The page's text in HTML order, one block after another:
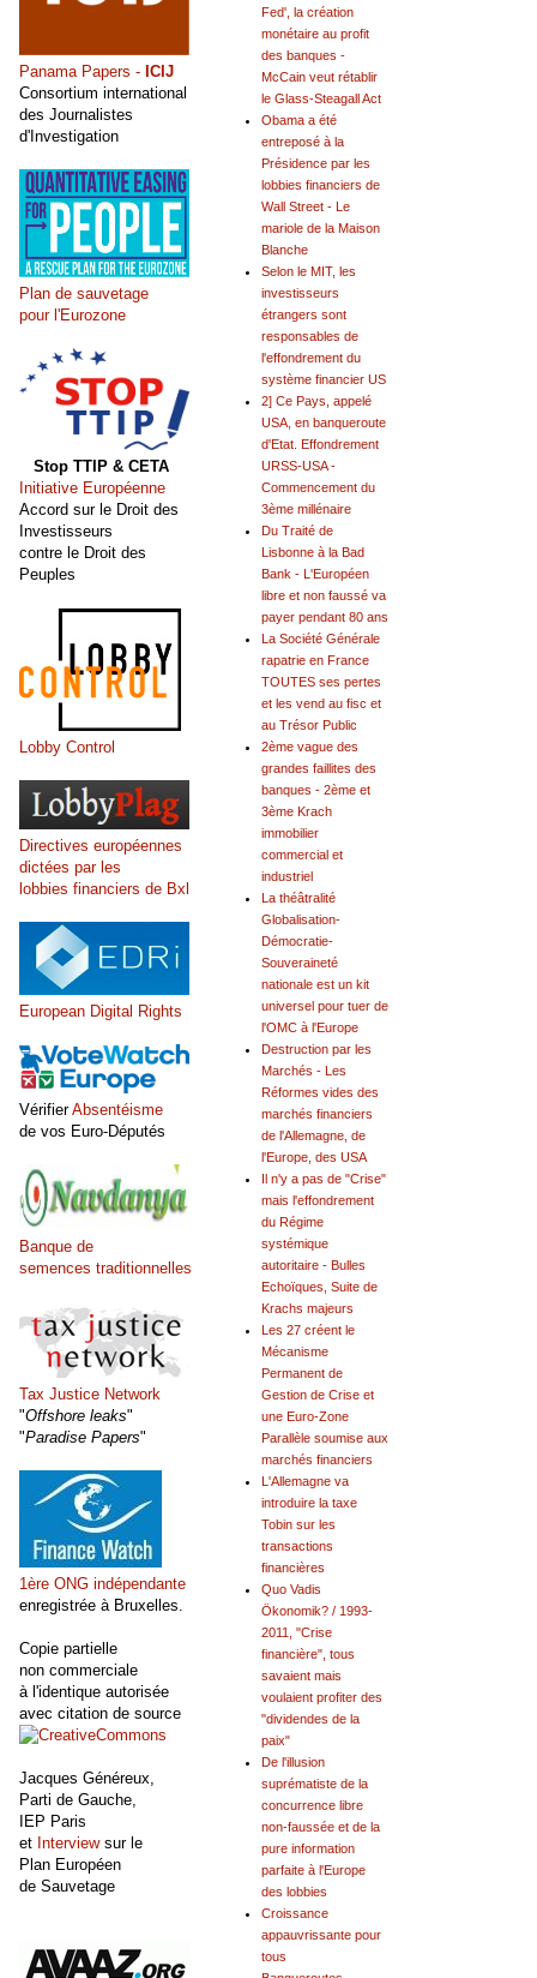
Fed', la création
monétaire au profit
des banques -
McCain veut rétablir
le Glass-Steagall Act
Obama a été
entreposé à la
Présidence par les
lobbies financiers de
Wall Street - Le
mariole de la Maison
Blanche
Selon le MIT, les
investisseurs
étrangers sont
responsables de
l'effondrement du
système financier US
2] Ce Pays, appelé
USA, en banqueroute
d'Etat. Effondrement
URSS-USA -
Commencement du
3ème millénaire
Du Traité de
Lisbonne à la Bad
Bank - L'Européen
libre et non faussé va
payer pendant 80 ans
La Société Générale
rapatrie en France
TOUTES ses pertes
et les vend au fisc et
au Trésor Public
2ème vague des
grandes faillites des
banques - 2ème et
3ème Krach
immobilier
commercial et
industriel
La théâtralité
Globalisation-
Démocratie-
Souveraineté
nationale est un kit
universel pour tuer de
l'OMC à l'Europe
Destruction par les
Marchés - Les
Réformes vides des
marchés financiers
de l'Allemagne, de
l'Europe, des USA
Il n'y a pas de "Crise"
mais l'effondrement
du Régime
systémique
autoritaire - Bulles
Echoïques, Suite de
Krachs majeurs
Les 27 créent le
Mécanisme
Permanent de
Gestion de Crise et
une Euro-Zone
Parallèle soumise aux
marchés financiers
L'Allemagne va
introduire la taxe
Tobin sur les
transactions
financières
Quo Vadis
Ökonomik? / 1993-
2011, "Crise
financière", tous
savaient mais
voulaient profiter des
"dividendes de la
paix"
De l'illusion
suprématiste de la
concurrence libre
non-faussée et de la
pure information
parfaite à l'Europe
des lobbies
Croissance
appauvrissante pour
tous
Panama Papers - ICIJ
Consortium international
des Journalistes
d'Investigation
Plan de sauvetage
pour l'Eurozone
Stop TTIP & CETA
Initiative Européenne
Accord sur le Droit des
Investisseurs
contre le Droit des
Peuples
Lobby Control
Directives européennes
dictées par les
lobbies financiers de Bxl
European Digital Rights
VérifierAbsentéisme
de vos Euro-Députés
Banque de
semences traditionnelles
Tax Justice Network
"Offshore leaks"
"Paradise Papers"
1ère ONG indépendante
enregistrée à Bruxelles.
Copie partielle
non commerciale
à l'identique autorisée
avec citation de source
Jacques Généreux,
Parti de Gauche,
IEP Paris
et Interviewsur le
Plan Européen
de Sauvetage